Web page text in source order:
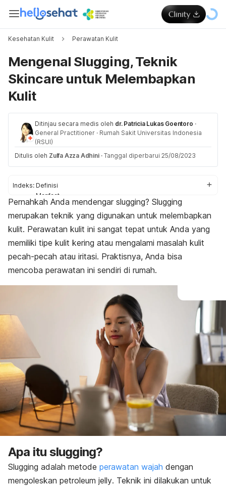
Kesehatan Kulit Perawatan Kulit
Mengenal Slugging, Teknik
Skincare untuk Melembapkan
Kulit
Ditinjau secara medis oleh dr. Patricia Lukas Goentoro ·
General Practitioner · Rumah Sakit Universitas Indonesia
(RSUI)
Ditulis oleh Zulfa Azza Adhini · Tanggal diperbarui 25/08/2023
Indeks: Definisi
Manfaat
Cara melakukan
Efek samping
Pernahkah Anda mendengar slugging? Slugging
merupakan teknik yang digunakan untuk melembapkan
kulit. Perawatan kulit ini sangat tepat untuk Anda yang
memiliki tipe kulit kering atau mengalami masalah kulit
pecah-pecah atau iritasi. Praktisnya, Anda bisa
mencoba perawatan ini sendiri di rumah.
Apa itu slugging?
Slugging adalah metode perawatan wajah dengan
mengoleskan petroleum jelly. Teknik ini dilakukan untuk